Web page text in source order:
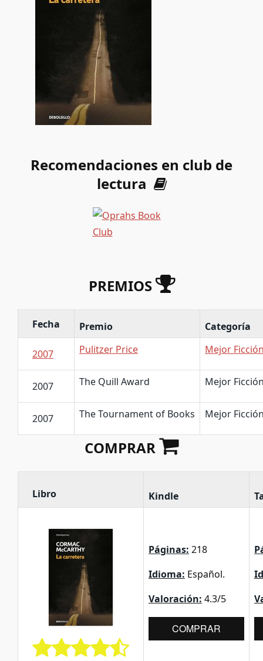
Recomendaciones en club de
lectura
PREMIOS
Fecha Premio Categoría
2007 Pulitzer Price Mejor
2007 The Quill Award Mejor
2007 The Tournament of Books Mejor
COMPRAR
Libro Kindle
Páginas: 218
Idioma: Español.
Valoración: 4.3/5
COMPRAR